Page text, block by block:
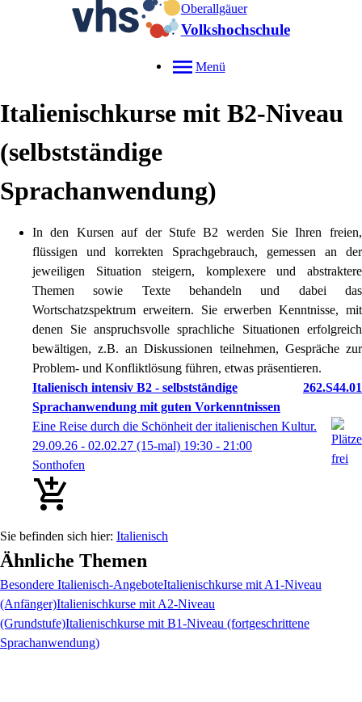
Oberallgäuer
Volkshochschule
Menü
Italienischkurse mit B2-Niveau
(selbstständige
Sprachanwendung)
In den Kursen auf der Stufe B2 werden Sie Ihren freien,
flüssigen und korrekten Sprachgebrauch, gemessen an der
jeweiligen Situation steigern, komplexere und abstraktere
Themen sowie Texte behandeln und dabei das
Wortschatzspektrum erweitern. Sie erwerben Kenntnisse, mit
denen Sie anspruchsvolle sprachliche Situationen erfolgreich
bewältigen, z.B. an Diskussionen teilnehmen, Gespräche zur
Problem- und Konfliktlösung führen, etwas präsentieren.
Italienisch intensiv B2 - selbstständige
Sprachanwendung mit guten Vorkenntnissen
262.S44.01
Eine Reise durch die Schönheit der italienischen Kultur.
29.09.26 - 02.02.27 (15-mal) 19:30 - 21:00
Sonthofen
Italienisch
Ähnliche Themen
Besondere Italienisch-AngeboteItalienischkurse mit A1-Niveau
(Anfänger)Italienischkurse mit A2-Niveau
(Grundstufe)Italienischkurse mit B1-Niveau (fortgeschrittene
Sprachanwendung)